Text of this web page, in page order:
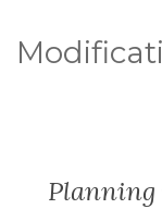
Planning